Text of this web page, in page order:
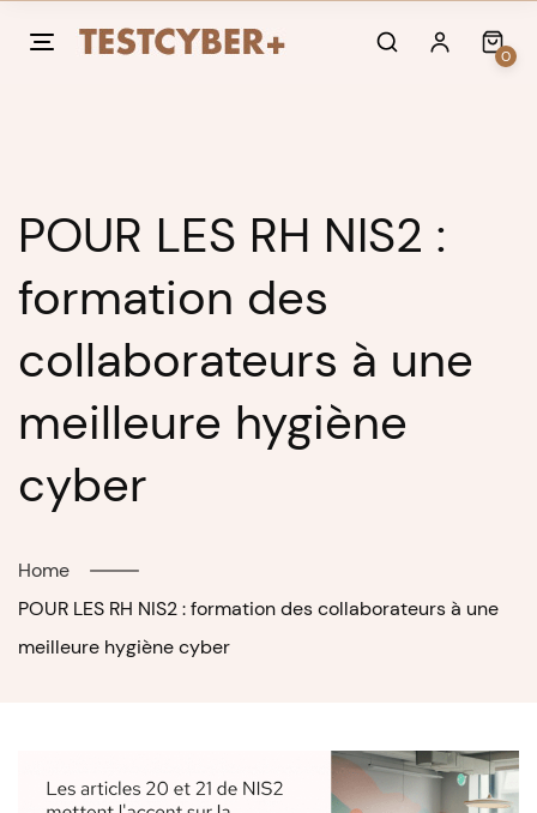
0
POUR LES RH NIS2 :
formation des
collaborateurs à une
meilleure hygiène
cyber
Home
POUR LES RH NIS2 : formation des collaborateurs à une
meilleure hygiène cyber